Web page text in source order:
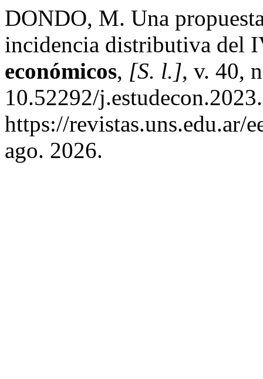
DONDO, M. Una
incidencia distributiva del
económicos, [S. l.], v. 40,
10.52292/
https://revistas.uns.edu.ar/
ago. 2026.